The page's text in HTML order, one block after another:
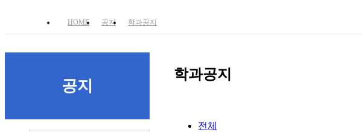
HOME 공지 학과공지
공지
학과공지
전체